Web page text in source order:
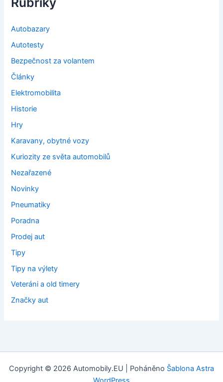
Autobazary
Autotesty
Bezpečnost za volantem
Články
Elektromobilita
Historie
Hry
Karavany, obytné vozy
Kuriozity ze světa automobilů
Nezařazené
Novinky
Pneumatiky
Poradna
Prodej aut
Tipy
Tipy na výlety
Veteráni a old timery
Značky aut
Copyright © 2026 Automobily.EU | Poháněno Šablona Astra